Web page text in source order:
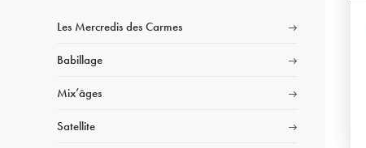
Les Mercredis des Carmes
Babillage
Mix’âges
Satellite